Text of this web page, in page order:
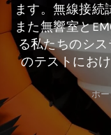
ます。無線接続
また無響室と
る私たちのシ
のテストにお
ホ